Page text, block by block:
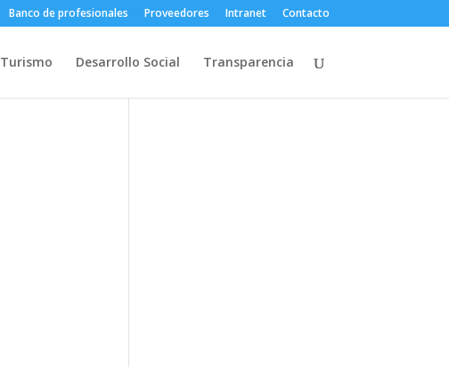
Banco de profesionales Proveedores Intranet Contacto
Turismo Desarrollo Social Transparencia